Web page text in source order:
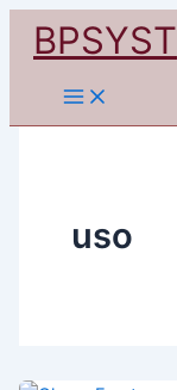
BPSYST
uso